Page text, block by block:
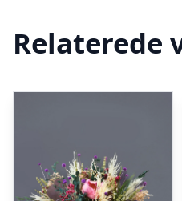
Relaterede